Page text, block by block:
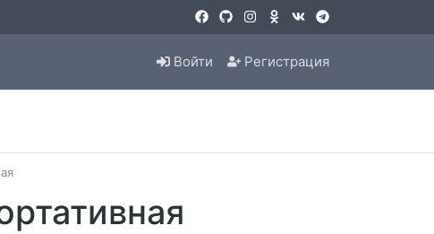
Войти Регистрация